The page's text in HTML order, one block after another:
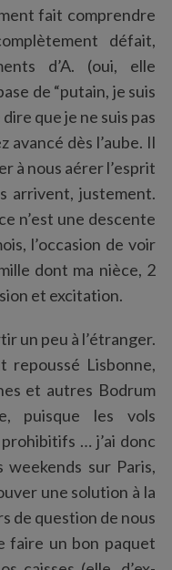
fait comprendre
défait,
d’A. (oui, elle
de “putain, je suis
que je ne suis pas
avancé dès l’aube. Il
à nous aérer l’esprit
arrivent, justement.
n’est une descente
l’occasion de voir
dont ma nièce, 2
et excitation.
un peu à l’étranger.
repoussé Lisbonne,
et autres Bodrum
puisque les vols
… j’ai donc
sur Paris,
une solution à la
de question de nous
faire un bon paquet